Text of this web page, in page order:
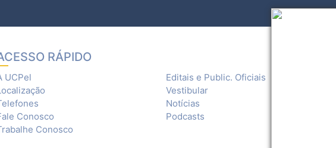
RÁPIDO
UCPel
Conosco
Conosco
Editais e Public. Oficiais
Vestibular
Notícias
Podcasts